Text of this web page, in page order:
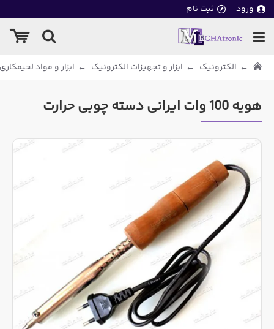
ورود ثبت نام
الکترونیک ابزار و تجهیزات الکترونیک ابزار و مواد لحیمکاری
هویه 100 وات ایرانی دسته چوبی حرارت